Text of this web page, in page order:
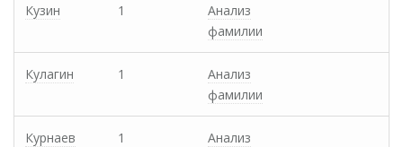
Кузин 1
Анализ
фамилии
Кулагин 1
Анализ
фамилии
Курнаев 1
Анализ